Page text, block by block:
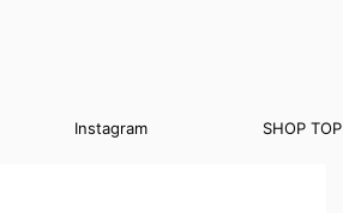
Instagram SHOP TOP